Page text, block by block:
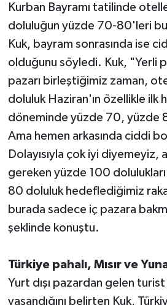
Kurban Bayramı tatilinde
doluluğun yüzde 70-80'leri
Kuk, bayram sonrasında ise
olduğunu söyledi. Kuk, "Yerli
pazarı birleştiğimiz zaman,
doluluk Haziran'ın özellikle ilk
döneminde yüzde 70, yüzde
Ama hemen arkasında ciddi
Dolayısıyla çok iyi diyemeyiz,
gereken yüzde 100
80 doluluk hedeflediğimiz
burada sadece iç pazara
şeklinde konuştu.
Türkiye pahalı, Mısır ve
Yurt dışı pazardan gelen turist
yaşandığını belirten Kuk,